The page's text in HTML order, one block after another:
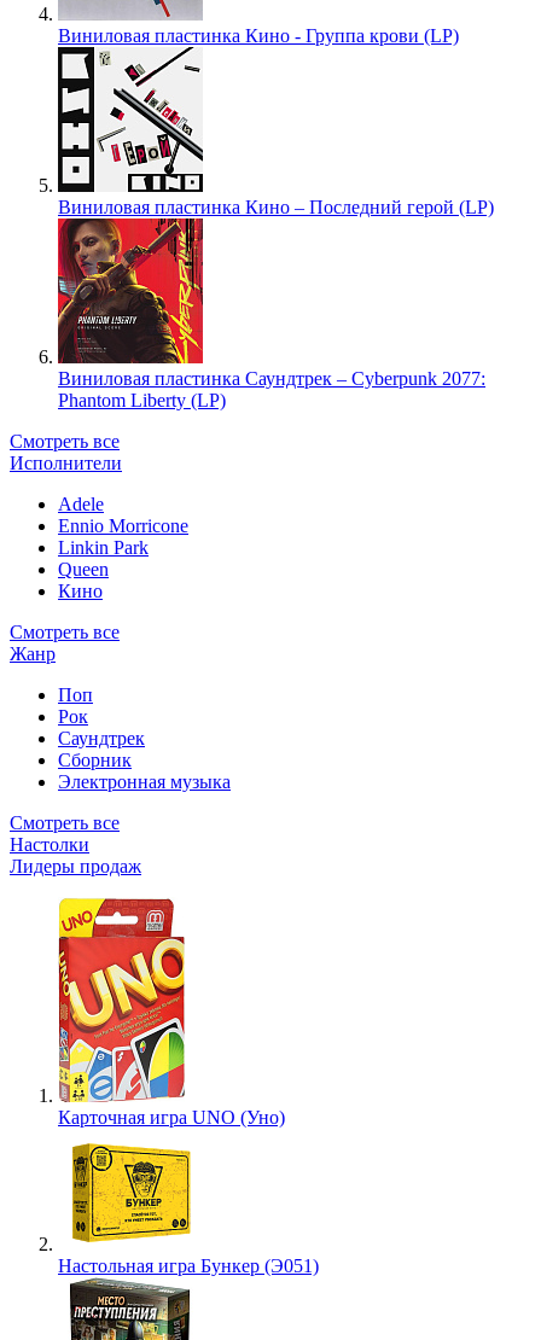
Виниловая пластинка Кино - Группа крови (LP)
Виниловая пластинка Кино – Последний герой (LP)
Виниловая пластинка Саундтрек – Cyberpunk 2077:
Phantom Liberty (LP)
Смотреть все
Исполнители
Adele
Ennio Morricone
Linkin Park
Queen
Кино
Смотреть все
Жанр
Поп
Рок
Саундтрек
Сборник
Электронная музыка
Смотреть все
Настолки
Лидеры продаж
Карточная игра UNO (Уно)
Настольная игра Бункер (Э051)